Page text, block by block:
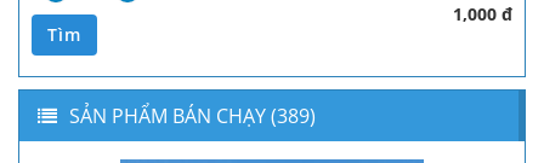
1,000 đ
Tìm
SẢN PHẨM BÁN CHẠY (389)